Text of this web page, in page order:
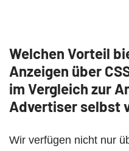
Welchen Vorteil
Anzeigen über
im Vergleich zur
Advertiser selbst
Wir verfügen nicht nur